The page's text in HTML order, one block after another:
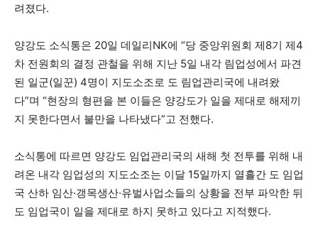
려졌다.
양강도 소식통은 20일 데일리NK에 “당 중앙위원회 제8기 제4
차 전원회의 결정 관철을 위해 지난 5일 내각 림업성에서 파견
된 일군(일꾼) 4명이 지도소조로 도 림업관리국에 내려왔
다”며 “현장의 형편을 본 이들은 양강도가 일을 제대로 해제끼
지 못한다면서 불만을 나타냈다”고 전했다.
소식통에 따르면 양강도 임업관리국의 새해 첫 전투를 위해 내
려온 내각 임업성의 지도소조는 이달 15일까지 열흘간 도 임업
국 산하 임산·갱목생산·유벌사업소들의 상황을 전부 파악한 뒤
도 임업국이 일을 제대로 하지 못하고 있다고 지적했다.